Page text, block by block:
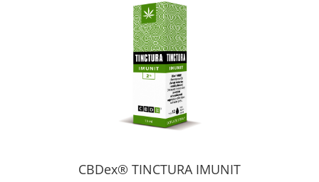
CBDex® TINCTURA IMUNIT